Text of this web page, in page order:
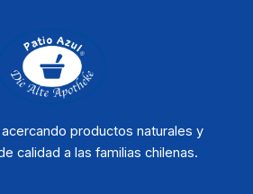
productos naturales y
calidad a las familias chilenas.